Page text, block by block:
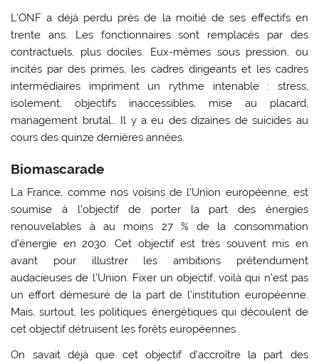
L’ONF a déjà perdu près de la moitié de ses effectifs en
trente ans. Les fonctionnaires sont remplacés par des
contractuels, plus dociles. Eux-mêmes sous pression, ou
incités par des primes, les cadres dirigeants et les cadres
intermédiaires impriment un rythme intenable : stress,
isolement, objectifs inaccessibles, mise au placard,
management brutal… Il y a eu des dizaines de suicides au
cours des quinze dernières années.
Biomascarade
La France, comme nos voisins de l’Union européenne, est
soumise à l’objectif de porter la part des énergies
renouvelables à au moins 27 % de la consommation
d’énergie en 2030. Cet objectif est très souvent mis en
avant pour illustrer les ambitions prétendument
audacieuses de l’Union. Fixer un objectif, voilà qui n’est pas
un effort démesuré de la part de l’institution européenne.
Mais, surtout, les politiques énergétiques qui découlent de
cet objectif détruisent les forêts européennes.
On savait déjà que cet objectif d’accroître la part des